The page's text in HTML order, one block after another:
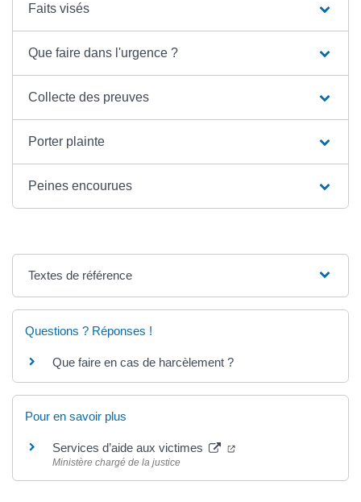
Faits visés
Que faire dans l'urgence ?
Collecte des preuves
Porter plainte
Peines encourues
Textes de référence
Questions ? Réponses !
Que faire en cas de harcèlement ?
Pour en savoir plus
Services d’aide aux victimes
Ministère chargé de la justice